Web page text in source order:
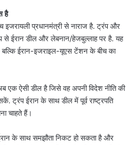
है
इजरायली प्रधानमंत्री से नाराज है. ट्रंप और
से ईरान डील और लेबनान/हेजबुल्लाह पर है. यह
बल्कि ईरान-इजराइल-यूएस टेंशन के बीच का
एक ऐसी डील है जिसे वह अपनी विदेश नीति की
ट्रंप ईरान के साथ डील में पूर्व राष्ट्रपति
चाहते हैं।
ईरान के साथ समझौता निकट हो सकता है और